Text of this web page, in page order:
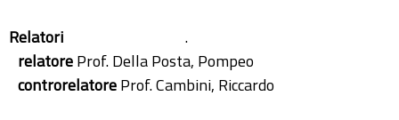
Relatori
.
relatoreProf. Della Posta, Pompeo
controrelatoreProf. Cambini, Riccardo